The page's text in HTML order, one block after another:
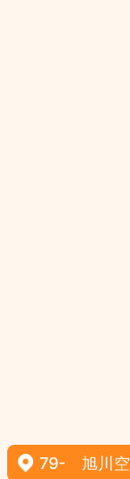
79- 旭川空